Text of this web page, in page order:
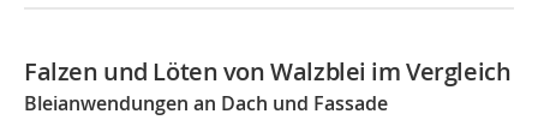
Falzen und Löten von Walzblei im Vergleich
Bleianwendungen an Dach und Fassade